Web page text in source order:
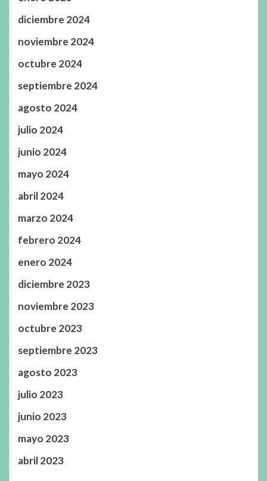
diciembre 2024
noviembre 2024
octubre 2024
septiembre 2024
agosto 2024
julio 2024
junio 2024
mayo 2024
abril 2024
marzo 2024
febrero 2024
enero 2024
diciembre 2023
noviembre 2023
octubre 2023
septiembre 2023
agosto 2023
julio 2023
junio 2023
mayo 2023
abril 2023